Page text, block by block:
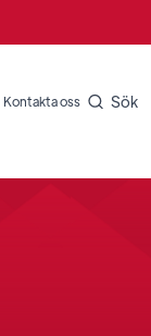
Kontakta oss Sök